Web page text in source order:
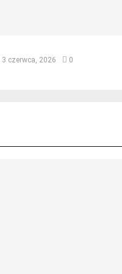
3 czerwca, 2026 0